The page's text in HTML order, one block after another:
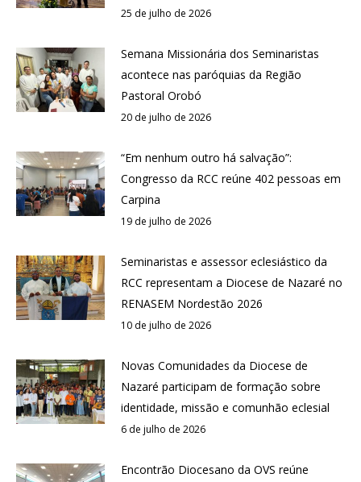
25 de julho de 2026
Semana Missionária dos Seminaristas
acontece nas paróquias da Região
Pastoral Orobó
20 de julho de 2026
“Em nenhum outro há salvação”:
Congresso da RCC reúne 402 pessoas em
Carpina
19 de julho de 2026
Seminaristas e assessor eclesiástico da
RCC representam a Diocese de Nazaré no
RENASEM Nordestão 2026
10 de julho de 2026
Novas Comunidades da Diocese de
Nazaré participam de formação sobre
identidade, missão e comunhão eclesial
6 de julho de 2026
Encontrão Diocesano da OVS reúne